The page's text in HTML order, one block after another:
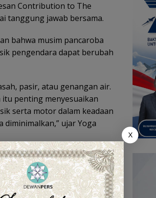
Contribution to The
tanggung jawab bersama.
bahwa musim pancaroba
pengendara dapat berubah
pasir, atau genangan air.
penting menyesuaikan
serta motor dalam keadaan
ujar Yoga
berkendara di musim
kelistrikan.
X